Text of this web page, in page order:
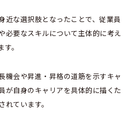
近な選択肢となったことで、従業員
必要なスキルについて主体的に考え
。
機会や昇進・昇格の道筋を示すキャ
が自身のキャリアを具体的に描くた
ています。